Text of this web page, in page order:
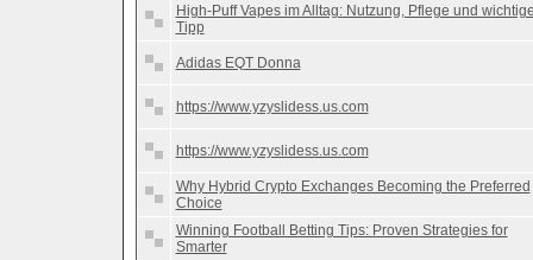
High-Puff Vapes im Alltag: Nutzung, Pflege und
Tipp
Adidas EQT Donna
https://www.yzyslidess.us.com
https://www.yzyslidess.us.com
Why Hybrid Crypto Exchanges Becoming the Preferred
Choice
Winning Football Betting Tips: Proven Strategies for
Smarter